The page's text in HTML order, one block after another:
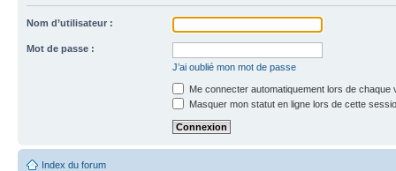
Nom d’utilisateur :
Mot de passe :
J’ai oublié mon mot de passe
Me connecter automatiquement lors de chaque
Masquer mon statut en ligne lors de cette
Index du forum